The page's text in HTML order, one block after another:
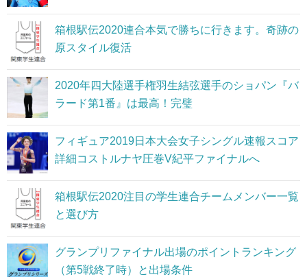
箱根駅伝2020連合本気で勝ちに行きます。奇跡の
原スタイル復活
2020年四大陸選手権羽生結弦選手のショパン『バ
ラード第1番』は最高！完璧
フィギュア2019日本大会女子シングル速報スコア
詳細コストルナヤ圧巻V紀平ファイナルへ
箱根駅伝2020注目の学生連合チームメンバー一覧
と選び方
グランプリファイナル出場のポイントランキング
（第5戦終了時）と出場条件